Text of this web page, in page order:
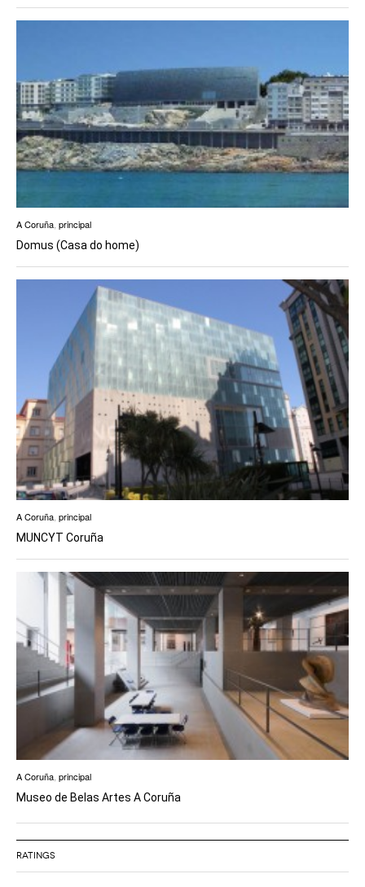
A Coruña, principal
Domus (Casa do home)
A Coruña principal
MUNCYT Coruña
A Coruña principal
Museo de Belas Artes A Coruña
RATINGS